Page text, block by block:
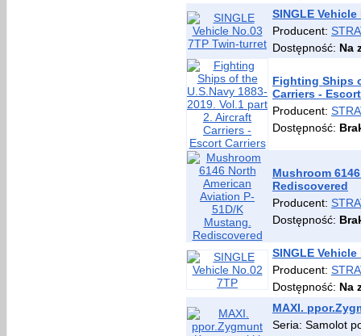
SINGLE
Producent:
Dostępność: Na
Fighting Ships
Carriers -
Producent:
Dostępność:
Mushroom
Rediscovered
Producent:
Dostępność:
SINGLE Vehicle
Producent:
Dostępność: Na
MAXI.
Seria: Samolot